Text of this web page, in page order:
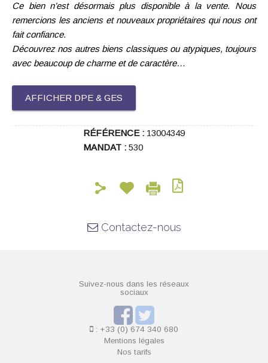
Ce bien n’est désormais plus disponible à la vente. Nous
remercions les anciens et nouveaux propriétaires qui nous ont
fait confiance.
Découvrez nos autres biens classiques ou atypiques, toujours
avec beaucoup de charme et de caractère…
AFFICHER DPE & GES
RÉFÉRENCE : 13004349
MANDAT : 530
Contactez-nous
Suivez-nous dans les réseaux
sociaux
: +33 (0) 674 340 680
Mentions légales
Nos tarifs